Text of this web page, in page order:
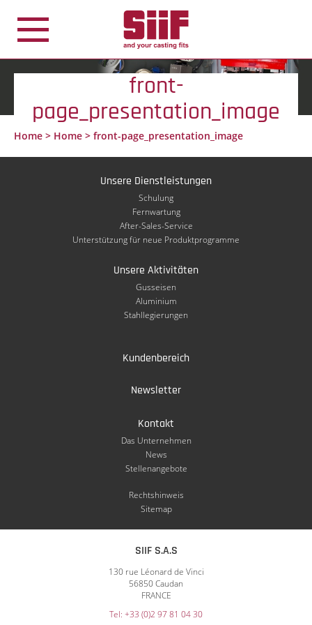
front-
page_presentation_image
Home > Home > front-page_presentation_image
Unsere Dienstleistungen
Schulung
Fernwartung
After-Sales-Service
Unterstützung für neue Produktprogramme
Unsere Aktivitäten
Gusseisen
Aluminium
Stahllegierungen
Kundenbereich
Newsletter
Kontakt
Das Unternehmen
News
Stellenangebote
Rechtshinweis
Sitemap
SIIF S.A.S
130 rue Léonard de Vinci
56850 Caudan
FRANCE
Tel: +33 (0)2 97 81 04 30